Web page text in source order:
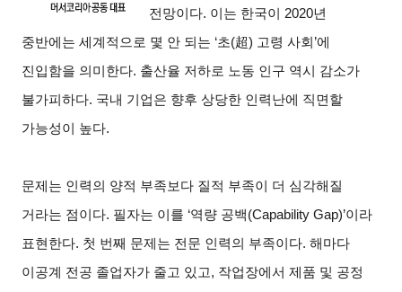
전망이다. 이는 한국이 2020년
중반에는 세계적으로 몇 안 되는 ‘초(超) 고령 사회’에
진입함을 의미한다. 출산율 저하로 노동 인구 역시 감소가
불가피하다. 국내 기업은 향후 상당한 인력난에 직면할
가능성이 높다.
문제는 인력의 양적 부족보다 질적 부족이 더 심각해질
거라는 점이다. 필자는 이를 ‘역량 공백(Capability Gap)’이라
표현한다. 첫 번째 문제는 전문 인력의 부족이다. 해마다
이공계 전공 졸업자가 줄고 있고, 작업장에서 제품 및 공정